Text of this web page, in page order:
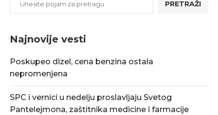
PRETRAŽI
Najnovije vesti
Poskupeo dizel, cena benzina ostala
nepromenjena
SPC i vernici u nedelju proslavljaju Svetog
Pantelejmona, zaštitnika medicine i farmacije